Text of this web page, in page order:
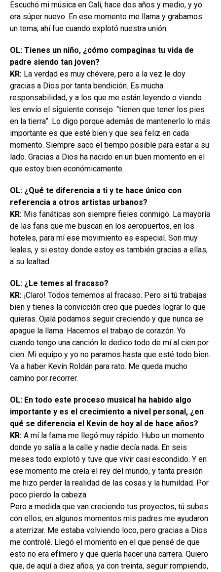
Escuchó mi música en Cali, hace dos años y medio, y yo
era súper nuevo. En ese momento me llama y grabamos
un tema; ahí fue cuando explotó nuestra unión.
OL: Tienes un niño, ¿cómo compaginas tu vida de
padre siendo tan joven?
KR: La verdad es muy chévere, pero a la vez le doy
gracias a Dios por tanta bendición. Es mucha
responsabilidad, y a los que me están leyendo o viendo
les envío el siguiente consejo: “tienen que tener los pies
en la tierra”. Lo digo porque además de mantenerlo lo más
importante es que esté bien y que sea feliz en cada
momento. Siempre saco el tiempo posible para estar a su
lado. Gracias a Dios ha nacido en un buen momento en el
que estoy bien económicamente.
OL: ¿Qué te diferencia a ti y te hace único con
referencia a otros artistas urbanos?
KR: Mis fanáticas son siempre fieles conmigo. La mayoría
de las fans que me buscan en los aeropuertos, en los
hoteles, para mí ese movimiento es especial. Son muy
leales, y si estoy donde estoy es también gracias a ellas,
a su lealtad.
OL: ¿Le temes al fracaso?
KR: ¡Claro! Todos tememos al fracaso. Pero si tú trabajas
bien y tienes la convicción creo que puedes lograr lo que
quieras. Ojalá podamos seguir creciendo y que nunca se
apague la llama. Hacemos el trabajo de corazón. Yo
cuando tengo una canción le dedico todo de mí al cien por
cien. Mi equipo y yo no paramos hasta que esté todo bien.
Va a haber Kevin Roldán para rato. Me queda mucho
camino por recorrer.
OL: En todo este proceso musical ha habido algo
importante y es el crecimiento a nivel personal, ¿en
qué se diferencia el Kevin de hoy al de hace años?
KR: A mí la fama me llegó muy rápido. Hubo un momento
donde yo salía a la calle y nadie decía nada. En seis
meses todo explotó y tuve que vivir casi escondido. Y en
ese momento me creía el rey del mundo, y tanta presión
me hizo perder la realidad de las cosas y la humildad. Por
poco pierdo la cabeza.
Pero a medida que van creciendo tus proyectos, tú subes
con ellos; en algunos momentos mis padres me ayudaron
a aterrizar. Me estaba volviendo loco, pero gracias a Dios
me controlé. Llegó el momento en el que pensé de que
esto no era efímero y que quería hacer una carrera. Quiero
que, de aquí a diez años, ya con treinta, seguir rompiendo,